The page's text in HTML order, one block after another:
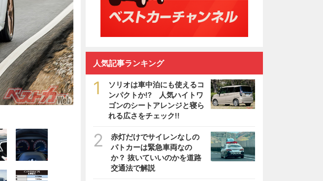
人気記事ランキング
1
ソリオは車中泊にも使えるコ
ンパクトか!? 人気ハイトワ
ゴンのシートアレンジと寝ら
れる広さをチェック!!
2
赤灯だけでサイレンなしの
パトカーは緊急車両なの
か？ 抜いていいのかを道路
交通法で解説